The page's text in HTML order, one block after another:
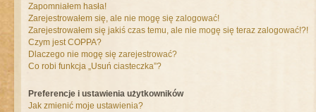
Zapomniałem hasła!
Zarejestrowałem się, ale nie mogę się zalogować!
Zarejestrowałem się jakiś czas temu, ale nie mogę się teraz zalogować!?!
Czym jest COPPA?
Dlaczego nie mogę się zarejestrować?
Co robi funkcja „Usuń ciasteczka”?
Preferencje i ustawienia użytkowników
Jak zmienić moje ustawienia?